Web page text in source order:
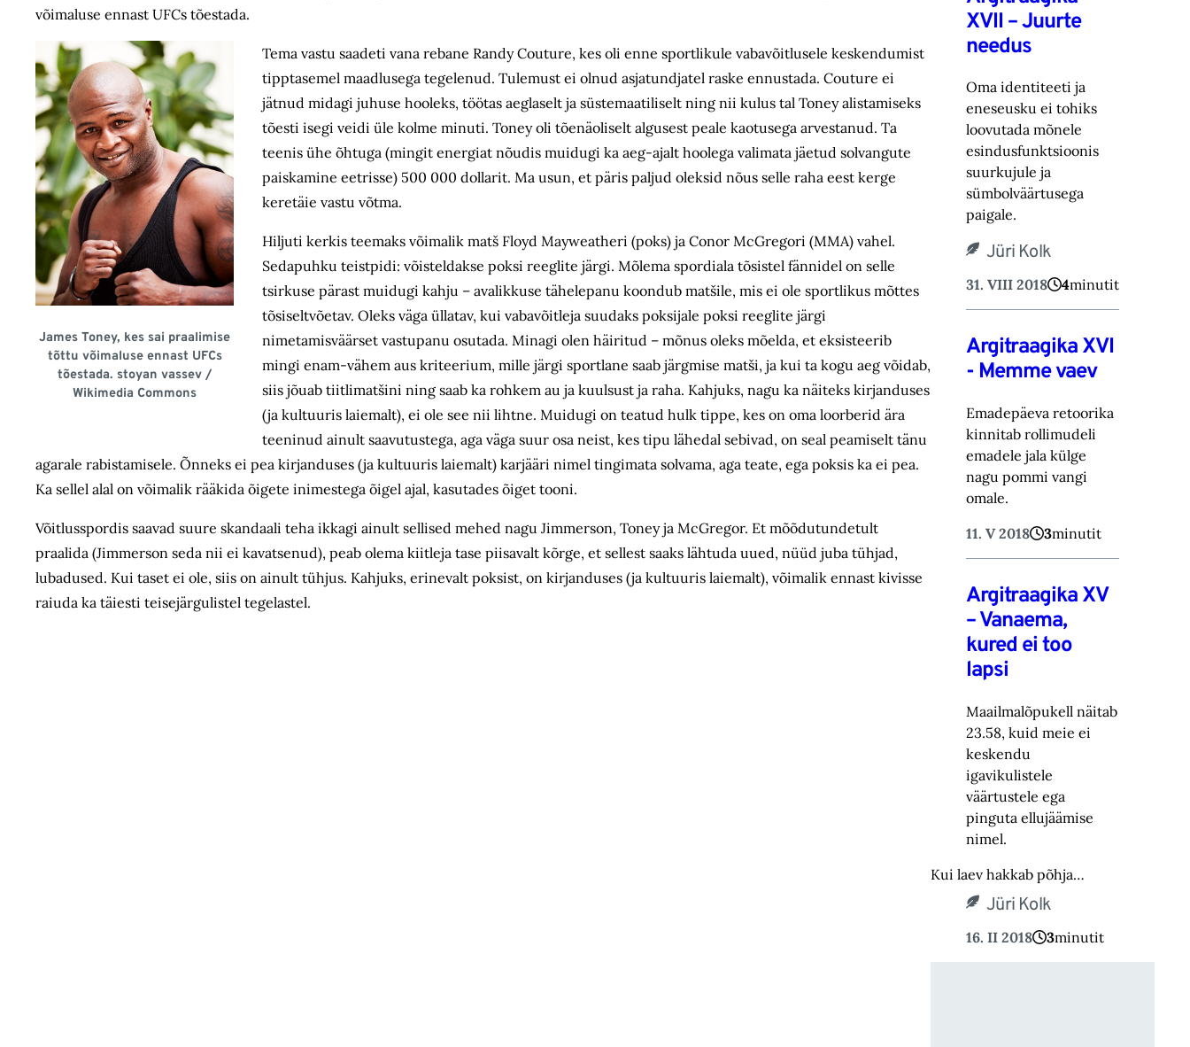
võimaluse ennast UFCs tõestada.
James Toney, kes sai praalimise
tõttu võimaluse ennast UFCs
tõestada. stoyan vassev /
Wikimedia Commons
Tema vastu saadeti vana rebane Randy Couture, kes oli enne sportlikule vabavõitlusele keskendumist
tipptasemel maadlusega tegelenud. Tulemust ei olnud asjatundjatel raske ennustada. Couture ei
jätnud midagi juhuse hooleks, töötas aeglaselt ja süstemaatiliselt ning nii kulus tal Toney alistamiseks
tõesti isegi veidi üle kolme minuti. Toney oli tõenäoliselt algusest peale kaotusega arvestanud. Ta
teenis ühe õhtuga (mingit energiat nõudis muidugi ka aeg-ajalt hoolega valimata jäetud solvangute
paiskamine eetrisse) 500 000 dollarit. Ma usun, et päris paljud oleksid nõus selle raha eest kerge
keretäie vastu võtma.
Hiljuti kerkis teemaks võimalik matš Floyd Mayweatheri (poks) ja Conor McGregori (MMA) vahel.
Sedapuhku teistpidi: võisteldakse poksi reeglite järgi. Mõlema spordiala tõsistel fännidel on selle
tsirkuse pärast muidugi kahju – avalikkuse tähelepanu koondub matšile, mis ei ole sportlikus mõttes
tõsiseltvõetav. Oleks väga üllatav, kui vabavõitleja suudaks poksijale poksi reeglite järgi
nimetamisväärset vastupanu osutada. Minagi olen häiritud – mõnus oleks mõelda, et eksisteerib
mingi enam-vähem aus kriteerium, mille järgi sportlane saab järgmise matši, ja kui ta kogu aeg võidab,
siis jõuab tiitlimatšini ning saab ka rohkem au ja kuulsust ja raha. Kahjuks, nagu ka näiteks kirjanduses
(ja kultuuris laiemalt), ei ole see nii lihtne. Muidugi on teatud hulk tippe, kes on oma loorberid ära
teeninud ainult saavutustega, aga väga suur osa neist, kes tipu lähedal sebivad, on seal peamiselt tänu
agarale rabistamisele. Õnneks ei pea kirjanduses (ja kultuuris laiemalt) karjääri nimel tingimata solvama, aga teate, ega poksis ka ei pea.
Ka sellel alal on võimalik rääkida õigete inimestega õigel ajal, kasutades õiget tooni.
Võitlusspordis saavad suure skandaali teha ikkagi ainult sellised mehed nagu Jimmerson, Toney ja McGregor. Et mõõdutundetult
praalida (Jimmerson seda nii ei kavatsenud), peab olema kiitleja tase piisavalt kõrge, et sellest saaks lähtuda uued, nüüd juba tühjad,
lubadused. Kui taset ei ole, siis on ainult tühjus. Kahjuks, erinevalt poksist, on kirjanduses (ja kultuuris laiemalt), võimalik ennast kivisse
raiuda ka täiesti teisejärgulistel tegelastel.
XVII – Juurte
needus
Oma identiteeti ja
eneseusku ei tohiks
loovutada mõnele
esindusfunktsioonis
suurkujule ja
sümbolväärtusega
paigale.
Jüri Kolk
31. VIII 2018 4minutit
Argitraagika XVI
‑ Memme vaev
Emadepäeva retoorika
kinnitab rollimudeli
emadele jala külge
nagu pommi vangi
omale.
11. V 2018
3minutit
Argitraagika XV
– Vanaema,
kured ei too
lapsi
Maailmalõpukell näitab
23.58, kuid meie ei
keskendu
igavikulistele
väärtustele ega
pinguta ellujäämise
nimel.
Kui laev hakkab põhja…
Jüri Kolk
16. II 2018 3minutit